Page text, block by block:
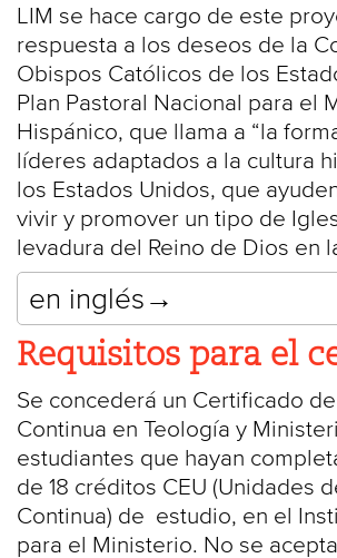
LIM se hace cargo de este
respuesta a los deseos de la
Obispos Católicos de los
Plan Pastoral Nacional para el
Hispánico, que llama a “la
líderes adaptados a la cultura
los Estados Unidos, que
vivir y promover un tipo de
levadura del Reino de Dios en
en inglés→
Requisitos para el
Se concederá un Certificado
Continua en Teología y
estudiantes que hayan
de 18 créditos CEU (Unidades
Continua) de estudio, en el
para el Ministerio. No se